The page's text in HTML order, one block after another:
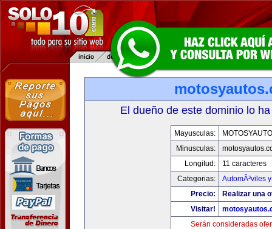
El dueño de este dominio lo
Mayusculas:
Minusculas:
Longitud:
11 caracteres
Categorias:
AutomÃ³viles
Precio:
Realizar una
Visitar!
Serán consideradas